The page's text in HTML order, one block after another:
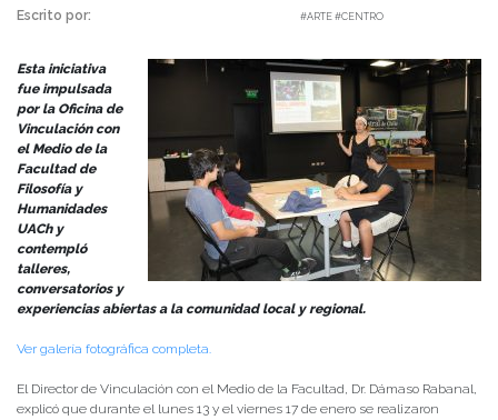
Escrito por: #ARTE #CENTRO
Esta iniciativa
fue impulsada
por la Oficina de
Vinculación con
el Medio de la
Facultad de
Filosofía y
Humanidades
UACh y
contempló
talleres,
conversatorios y
experiencias abiertas a la comunidad local y regional.
Ver galería fotográfica completa.
El Director de Vinculación con el Medio de la Facultad, Dr. Dámaso Rabanal,
explicó que durante el lunes 13 y el viernes 17 de enero se realizaron